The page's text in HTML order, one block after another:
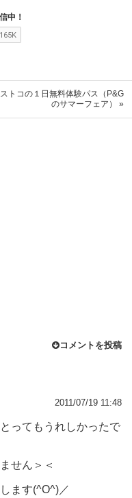
中！
トコの１日無料体験パス（P&G
のサマーフェア） »
コメントを投稿
2011/07/19 11:48
ってもうれしかったで
せん＞＜
ます(^O^)／